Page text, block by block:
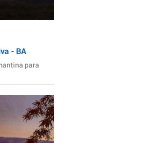
- BA
para